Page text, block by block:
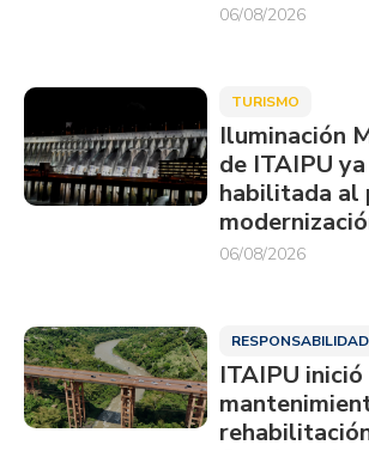
06/08/2026
TURISMO
Iluminación
de ITAIPU
habilitada al
06/08/2026
ITAIPU